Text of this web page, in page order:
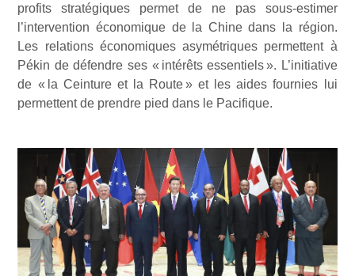
profits stratégiques permet de ne pas sous-estimer
l’intervention économique de la Chine dans la région.
Les relations économiques asymétriques permettent à
Pékin de défendre ses « intérêts essentiels ». L’initiative
de « la Ceinture et la Route » et les aides fournies lui
permettent de prendre pied dans le Pacifique.